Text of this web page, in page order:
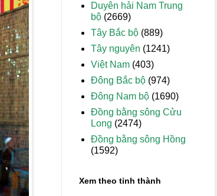
Duyên hải Nam Trung
bộ (2669)
Tây Bắc bộ (889)
Tây nguyên (1241)
Việt Nam (403)
Đông Bắc bộ (974)
Đông Nam bộ (1690)
Đồng bằng sông Cửu
Long (2474)
Đồng bằng sông Hồng
(1592)
Xem theo tỉnh thành